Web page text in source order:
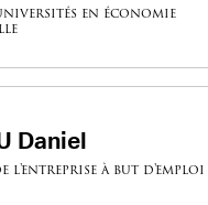
en économie
Daniel
l'entreprise à but